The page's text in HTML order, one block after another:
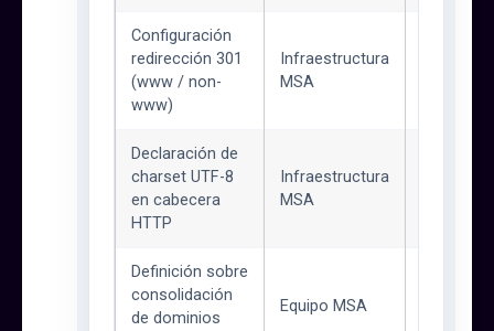
Configuración
redirección 301
(www / non-
www)
Infraestructura
MSA
Declaración de
charset UTF-8
en cabecera
HTTP
Infraestructura
MSA
Definición sobre
consolidación
de dominios
Equipo MSA